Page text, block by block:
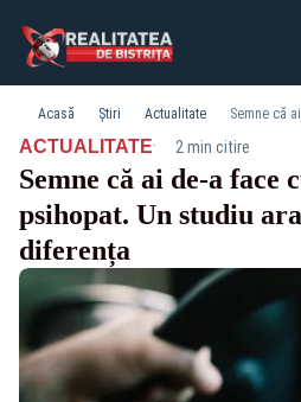
Acasă Știri Actualitate
ACTUALITATE· 2 min citire
Semne că ai de-a face
psihopat. Un studiu
diferența